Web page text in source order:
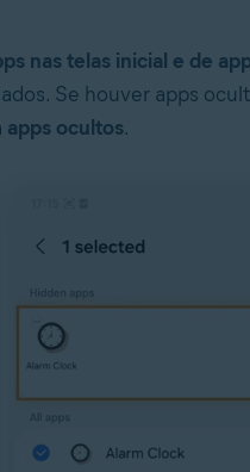
nas telas inicial e de
Se houver apps
apps ocultos.